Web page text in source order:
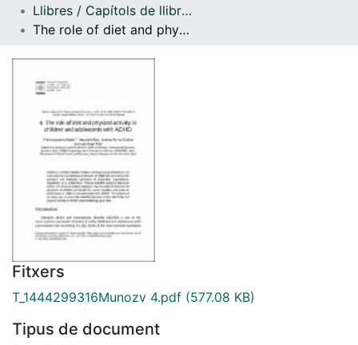
Llibres / Capítols de llibre (Nutrició, Ciències de l'Alimentació i Gastronomia)
The role of diet and physical activity in children and adolescents with ADHD
Fitxers
T_1444299316Munozv 4.pdf (577.08 KB)
Tipus de document